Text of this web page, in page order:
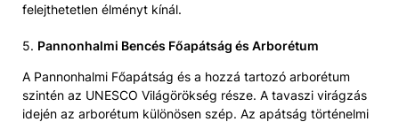
felejthetetlen élményt kínál.
5. Pannonhalmi Bencés Főapátság és Arborétum
A Pannonhalmi Főapátság és a hozzá tartozó arborétum
szintén az UNESCO Világörökség része. A tavaszi virágzás
idején az arborétum különösen szép. Az apátság történelmi